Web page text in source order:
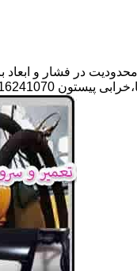
در فشار و
آقای میلانی